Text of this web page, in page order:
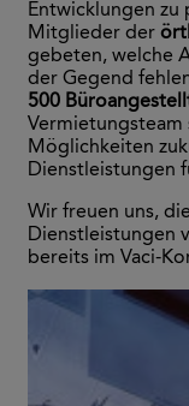
Entwicklungen zu
Mitglieder der
gebeten, welche
der Gegend
500
Vermietungsteam
Möglichkeiten
Dienstleistungen
Wir freuen uns,
Dienstleistungen
bereits im Vaci-